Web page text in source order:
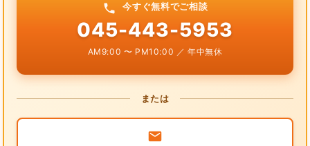
今すぐ無料でご相談
045-443-5953
AM9:00 〜 PM10:00 ／ 年中無休
または